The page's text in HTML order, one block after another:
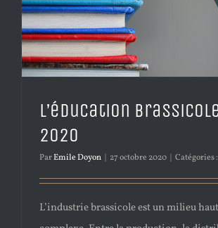
L’éducation
2020
ParEmile Doyon 27 octobre 2020 Catégories :
L’industrie brassicole est un milieu